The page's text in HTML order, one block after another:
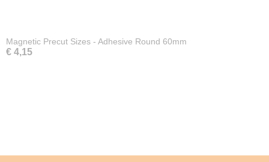
Magnetic Precut Sizes - Adhesive Round 60mm
€ 4,15